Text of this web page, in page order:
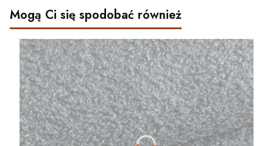
Mogą Ci się spodobać również